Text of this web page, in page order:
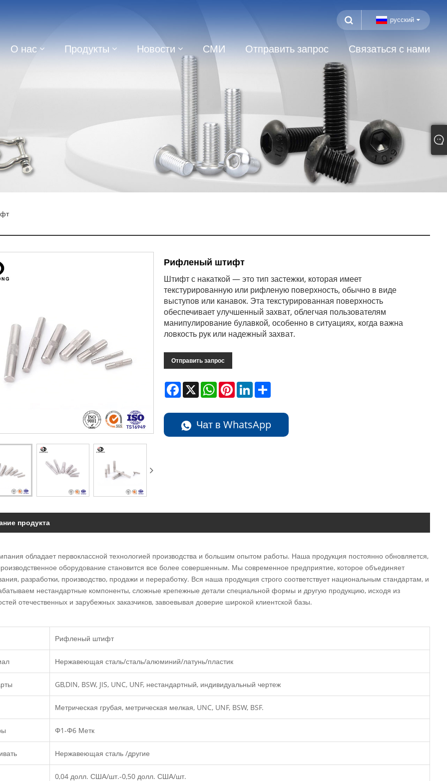
русский
О нас Продукты Новости СМИ Отправить запрос Связаться с нами
Рифленый штифт
Штифт с накаткой — это тип застежки, которая имеет
текстурированную или рифленую поверхность, обычно в виде
выступов или канавок. Эта текстурированная поверхность
обеспечивает улучшенный захват, облегчая пользователям
манипулирование булавкой, особенно в ситуациях, когда важна
ловкость рук или надежный захват.
Отправить запрос
Facebook
X WhatsApp
PinterestLinkedIn
Чат в WhatsApp
продукта
обладает первоклассной технологией производства и большим опытом работы. Наша продукция постоянно обновляется,
оборудование становится все более совершенным. Мы современное предприятие, которое объединяет
разработки, производство, продажи и переработку. Вся наша продукция строго соответствует национальным стандартам, и
нестандартные компоненты, сложные крепежные детали специальной формы и другую продукцию, исходя из
отечественных и зарубежных заказчиков, завоевывая доверие широкой клиентской базы.
Рифленый штифт
Нержавеющая сталь/сталь/алюминий/латунь/пластик
GB,DIN, BSW, JIS, UNC, UNF, нестандартный, индивидуальный чертеж
Метрическая грубая, метрическая мелкая, UNC, UNF, BSW, BSF.
Φ1-Φ6 Метк
Нержавеющая сталь /другие
0,04 долл. США/шт.-0,50 долл. США/шт.